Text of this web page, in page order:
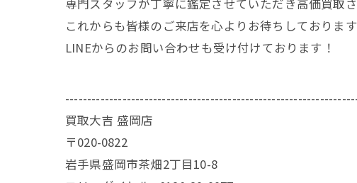
これからも皆様のご来店を心よりお待ちしております
LINEからのお問い合わせも受け付けております！
買取大吉 盛岡店
〒020-0822
岩手県盛岡市茶畑2丁目10-8